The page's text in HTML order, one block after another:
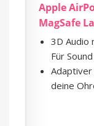
Apple
MagSafe
3D Audio
Für
Adaptiver
deine